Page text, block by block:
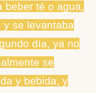
beber té o agua,
y se levantaba
día, ya no
se
y bebida, y